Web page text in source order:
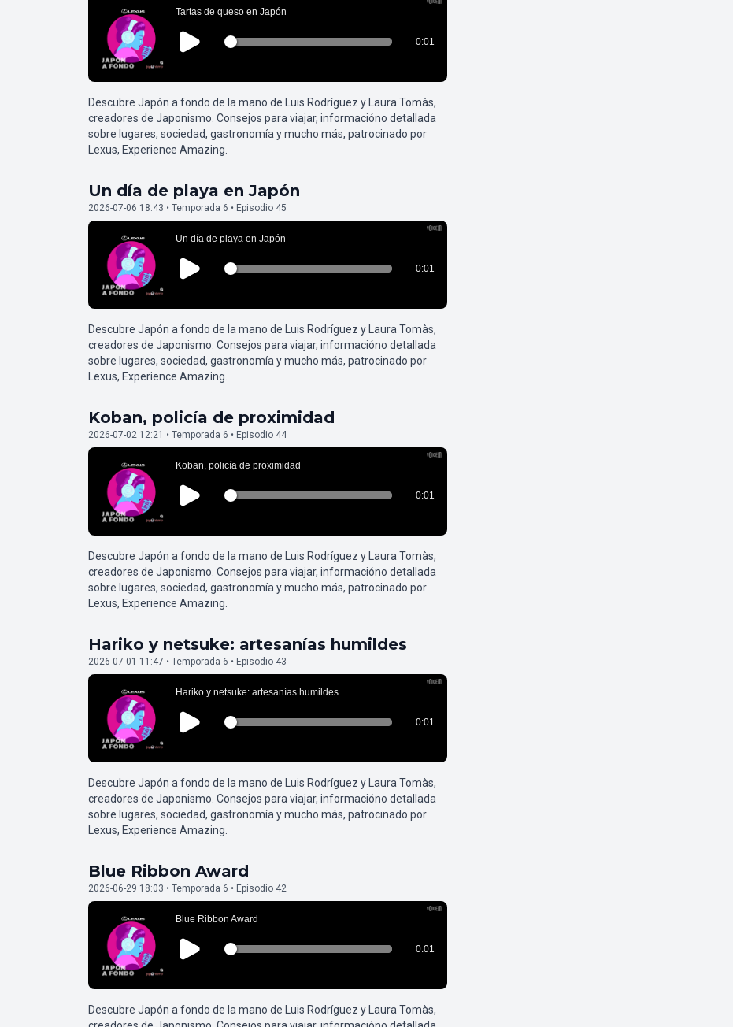
Descubre Japón a fondo de la mano de Luis Rodríguez y Laura Tomàs,
creadores de Japonismo. Consejos para viajar, informacióno detallada
sobre lugares, sociedad, gastronomía y mucho más, patrocinado por
Lexus, Experience Amazing.
Un día de playa en Japón
2026-07-06 18:43 • Temporada 6 • Episodio 45
Descubre Japón a fondo de la mano de Luis Rodríguez y Laura Tomàs,
creadores de Japonismo. Consejos para viajar, informacióno detallada
sobre lugares, sociedad, gastronomía y mucho más, patrocinado por
Lexus, Experience Amazing.
Koban, policía de proximidad
2026-07-02 12:21 • Temporada 6 • Episodio 44
Descubre Japón a fondo de la mano de Luis Rodríguez y Laura Tomàs,
creadores de Japonismo. Consejos para viajar, informacióno detallada
sobre lugares, sociedad, gastronomía y mucho más, patrocinado por
Lexus, Experience Amazing.
Hariko y netsuke: artesanías humildes
2026-07-01 11:47 • Temporada 6 • Episodio 43
Descubre Japón a fondo de la mano de Luis Rodríguez y Laura Tomàs,
creadores de Japonismo. Consejos para viajar, informacióno detallada
sobre lugares, sociedad, gastronomía y mucho más, patrocinado por
Lexus, Experience Amazing.
Blue Ribbon Award
2026-06-29 18:03 • Temporada 6 • Episodio 42
Descubre Japón a fondo de la mano de Luis Rodríguez y Laura Tomàs,